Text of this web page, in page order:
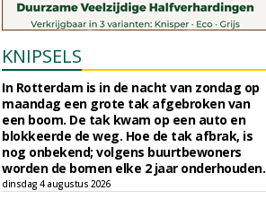
KNIPSELS
In Rotterdam is in de nacht van zondag op
maandag een grote tak afgebroken van
een boom. De tak kwam op een auto en
blokkeerde de weg. Hoe de tak afbrak, is
nog onbekend; volgens buurtbewoners
worden de bomen elke 2 jaar onderhouden.
dinsdag 4 augustus 2026